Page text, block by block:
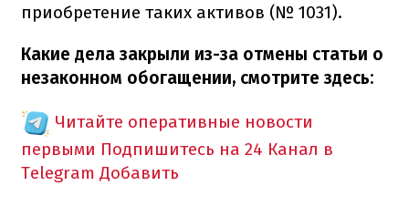
приобретение таких активов (№ 1031).
Какие дела закрыли из-за отмены статьи о
незаконном обогащении, смотрите здесь:
Читайте оперативные новости
первыми Подпишитесь на 24 Канал в
Telegram Добавить